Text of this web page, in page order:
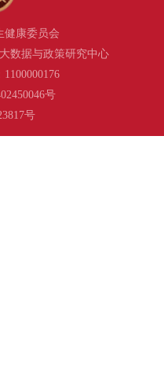
健康委员会
数据与政策研究中心
号
号